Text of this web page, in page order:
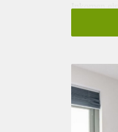
Inkomen
Borg: 1
Gedeelde
Gedeelde